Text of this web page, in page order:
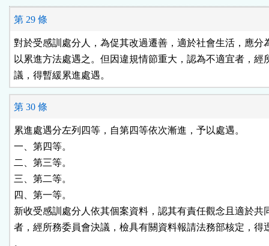
第 29 條
對於受感訓處分人，為促其改過遷善，適於社會生活，應分
以累進方法處遇之。但因違規情節重大，認為不適宜者，經
議，得暫緩累進處遇。
第 30 條
累進處遇分左列四等，自第四等依次漸進，予以處遇。
一、第四等。
二、第三等。
三、第二等。
四、第一等。
新收受感訓處分人依其個案資料，認其有責任觀念且適於共
者，經所務委員會決議，檢具有關資料報請法務部核定，得